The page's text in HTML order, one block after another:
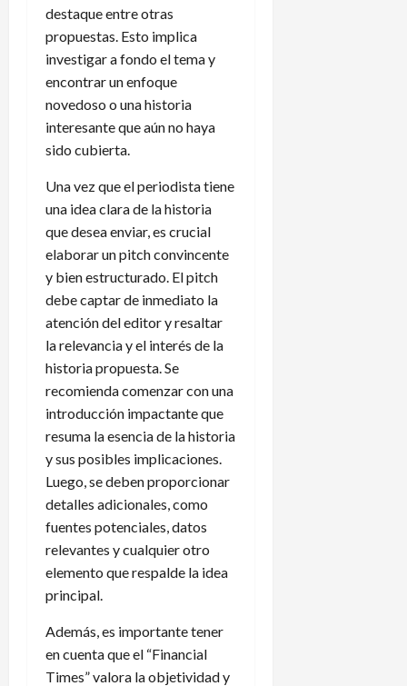
destaque entre otras
propuestas. Esto implica
investigar a fondo el tema y
encontrar un enfoque
novedoso o una historia
interesante que aún no haya
sido cubierta.
Una vez que el periodista tiene
una idea clara de la historia
que desea enviar, es crucial
elaborar un pitch convincente
y bien estructurado. El pitch
debe captar de inmediato la
atención del editor y resaltar
la relevancia y el interés de la
historia propuesta. Se
recomienda comenzar con una
introducción impactante que
resuma la esencia de la historia
y sus posibles implicaciones.
Luego, se deben proporcionar
detalles adicionales, como
fuentes potenciales, datos
relevantes y cualquier otro
elemento que respalde la idea
principal.
Además, es importante tener
en cuenta que el “Financial
Times” valora la objetividad y